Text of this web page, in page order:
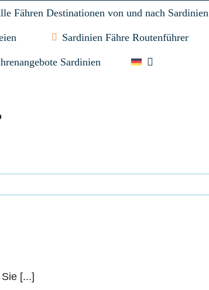
Fähren Destinationen von und nach Sardinien
Sardinien Fähre Routenführer
Sardinien
[...]